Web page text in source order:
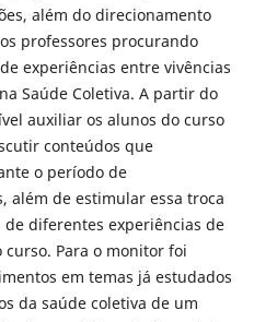
além do direcionamento
professores procurando
experiências entre vivências
Saúde Coletiva. A partir do
auxiliar os alunos do curso
conteúdos que
o período de
além de estimular essa troca
diferentes experiências de
Para o monitor foi
em temas já estudados
da saúde coletiva de um